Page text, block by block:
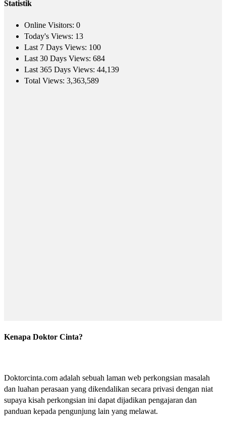
Statistik
Online Visitors: 0
Today's Views: 13
Last 7 Days Views: 100
Last 30 Days Views: 684
Last 365 Days Views: 44,139
Total Views: 3,363,589
Kenapa Doktor Cinta?
Doktorcinta.com adalah sebuah laman web perkongsian masalah
dan luahan perasaan yang dikendalikan secara privasi dengan niat
supaya kisah perkongsian ini dapat dijadikan pengajaran dan
panduan kepada pengunjung lain yang melawat.